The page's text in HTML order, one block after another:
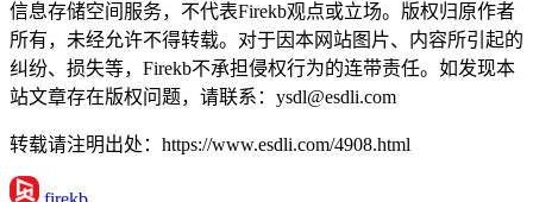
信息存储空间服务，不代表Firekb观点或立场。版权归原作者
所有，未经允许不得转载。对于因本网站图片、内容所引起的
纠纷、损失等，Firekb不承担侵权行为的连带责任。如发现本
站文章存在版权问题，请联系：ysdl@esdli.com
转载请注明出处：https://www.esdli.com/4908.html